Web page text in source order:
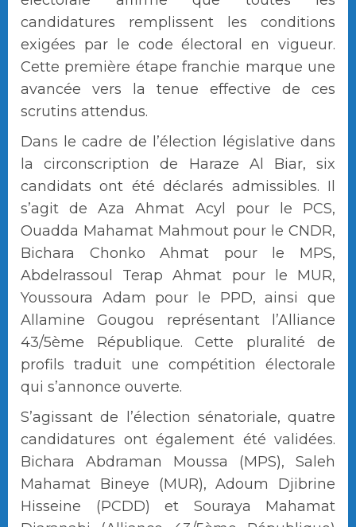
candidatures remplissent les conditions
exigées par le code électoral en vigueur.
Cette première étape franchie marque une
avancée vers la tenue effective de ces
scrutins attendus.
Dans le cadre de l’élection législative dans
la circonscription de Haraze Al Biar, six
candidats ont été déclarés admissibles. Il
s’agit de Aza Ahmat Acyl pour le PCS,
Ouadda Mahamat Mahmout pour le CNDR,
Bichara Chonko Ahmat pour le MPS,
Abdelrassoul Terap Ahmat pour le MUR,
Youssoura Adam pour le PPD, ainsi que
Allamine Gougou représentant l’Alliance
43/5ème République. Cette pluralité de
profils traduit une compétition électorale
qui s’annonce ouverte.
S’agissant de l’élection sénatoriale, quatre
candidatures ont également été validées.
Bichara Abdraman Moussa (MPS), Saleh
Mahamat Bineye (MUR), Adoum Djibrine
Hisseine (PCDD) et Souraya Mahamat